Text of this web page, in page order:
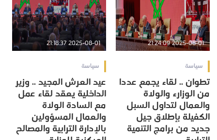
2025-08-01 21:24:09
سياسة
تطوان .. لقاء يجمع عددا
من الوزارء والولاة
والعمال لتداول السبل
الكفیلة بإطلاق جیل
جدید من برامج التنمیة
2025-08-01 21:18:37
سياسة
عيد العرش المجيد .. وزير
الداخلية يعقد لقاء عمل
مع السادة الولاة
والعمال المسؤولين
بالإدارة الترابية والمصالح